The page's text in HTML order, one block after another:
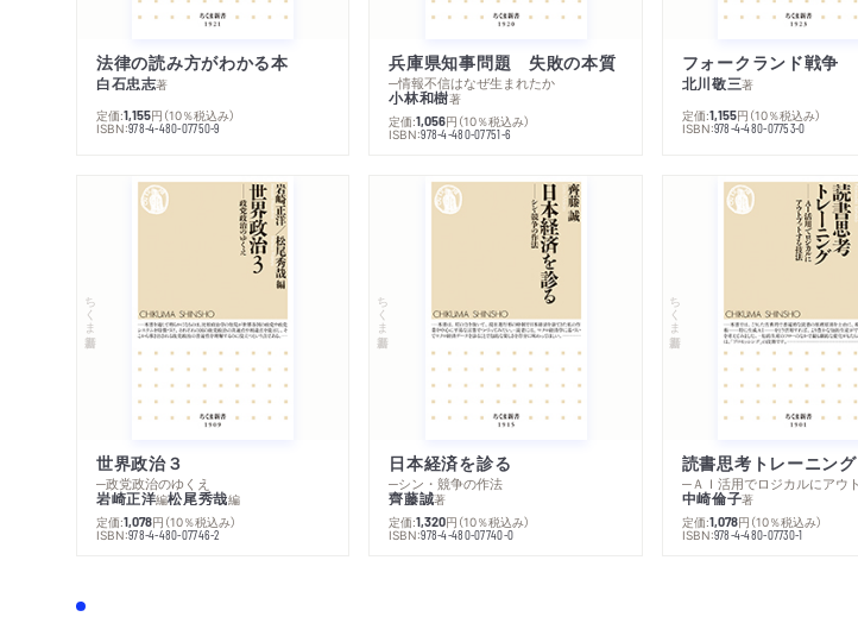
法律の読み方がわかる本
白石忠志著
定価:1,155円 （10％税込み）
ISBN:978-4-480-07750-9
兵庫県知事問題 失敗の本質
─情報不信はなぜ生まれたか
小林和樹著
定価:1,056円 （10％税込み）
ISBN:978-4-480-07751-6
フォークランド戦争
北川敬三著
定価:1,155円 （10％税込み）
ISBN:978-4-480-07753-0
ちくま新書
世界政治３
─政党政治のゆくえ
岩崎正洋編松尾秀哉編
定価:1,078円 （10％税込み）
ISBN:978-4-480-07746-2
ちくま新書
日本経済を診る
─シン・競争の作法
齊藤誠著
定価:1,320円 （10％税込み）
ISBN:978-4-480-07740-0
ちくま新書
読書思考トレーニング
中崎倫子著
定価:1,078円 （10％税込み）
ISBN:978-4-480-07730-1